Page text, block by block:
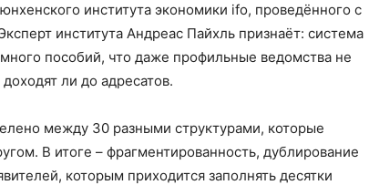
института экономики ifo, проведённого с
института Андреас Пайхль признаёт: система
пособий, что даже профильные ведомства не
ли до адресатов.
между 30 разными структурами, которые
В итоге – фрагментированность, дублирование
которым приходится заполнять десятки